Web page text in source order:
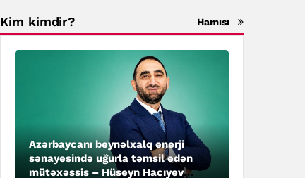
Kim kimdir? Hamısı
Azərbaycanı beynəlxalq enerji
sənayesində uğurla təmsil edən
mütəxəssis – Hüseyn Hacıyev